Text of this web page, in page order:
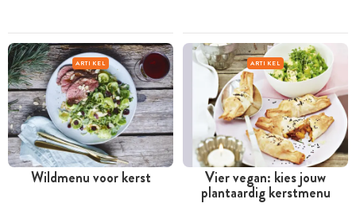
ARTIKEL
Wildmenu voor kerst
ARTIKEL
Vier vegan: kies jouw
plantaardig kerstmenu